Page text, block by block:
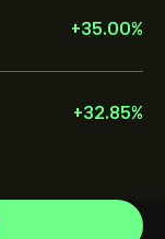
+35.00%
+32.85%